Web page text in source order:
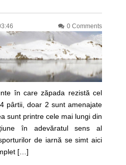
0 Comments
în care zăpada rezistă cel
pârtii, doar 2 sunt amenajate
sunt printre cele mai lungi din
în adevăratul sens al
de iarnă se simt aici
[…]